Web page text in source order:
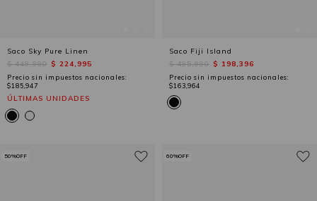
Saco Sky Pure Linen
$ 449,990 $ 224,995
Precio sin impuestos nacionales:
$185,947
ÚLTIMAS UNIDADES
Saco Fiji Island
$ 495,990 $ 198,396
Precio sin impuestos nacionales:
$163,964
50%OFF 60%OFF